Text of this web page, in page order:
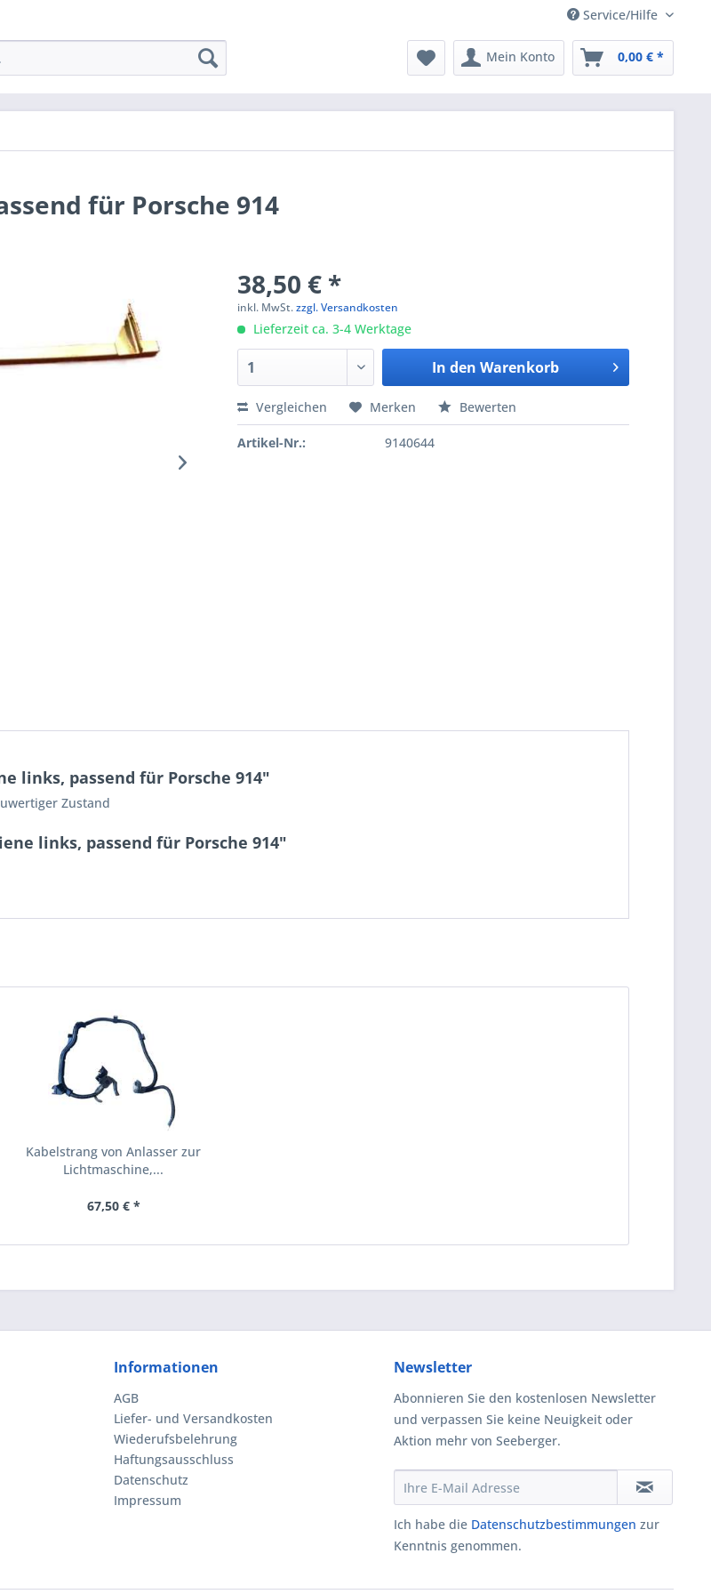
Service/Hilfe
Mein Konto 0,00 € *
für Porsche 914
38,50 € *
inkl. MwSt.zzgl. Versandkosten
Lieferzeit ca. 3-4 Werktage
In den Warenkorb
Vergleichen Merken Bewerten
Artikel-Nr.: 9140644
links, passend für Porsche 914"
Zustand
links, passend für Porsche 914"
Kabelstrang von Anlasser zur
Lichtmaschine,...
67,50 € *
Informationen
AGB
Liefer- und Versandkosten
Wiederufsbelehrung
Haftungsausschluss
Datenschutz
Impressum
Newsletter
Abonnieren Sie den kostenlosen Newsletter
und verpassen Sie keine Neuigkeit oder
Aktion mehr von Seeberger.
Ich habe die Datenschutzbestimmungen zur
Kenntnis genommen.